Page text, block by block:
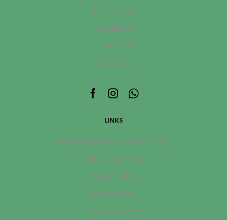
IMF Roasters
Wholesale
SCA Course
About Us
Facebook
Instagram
Whatsapp
LINKS
Payment Method & Return Policy
Delivery Methods
Return Policy
Privacy Policy
Terms of Service